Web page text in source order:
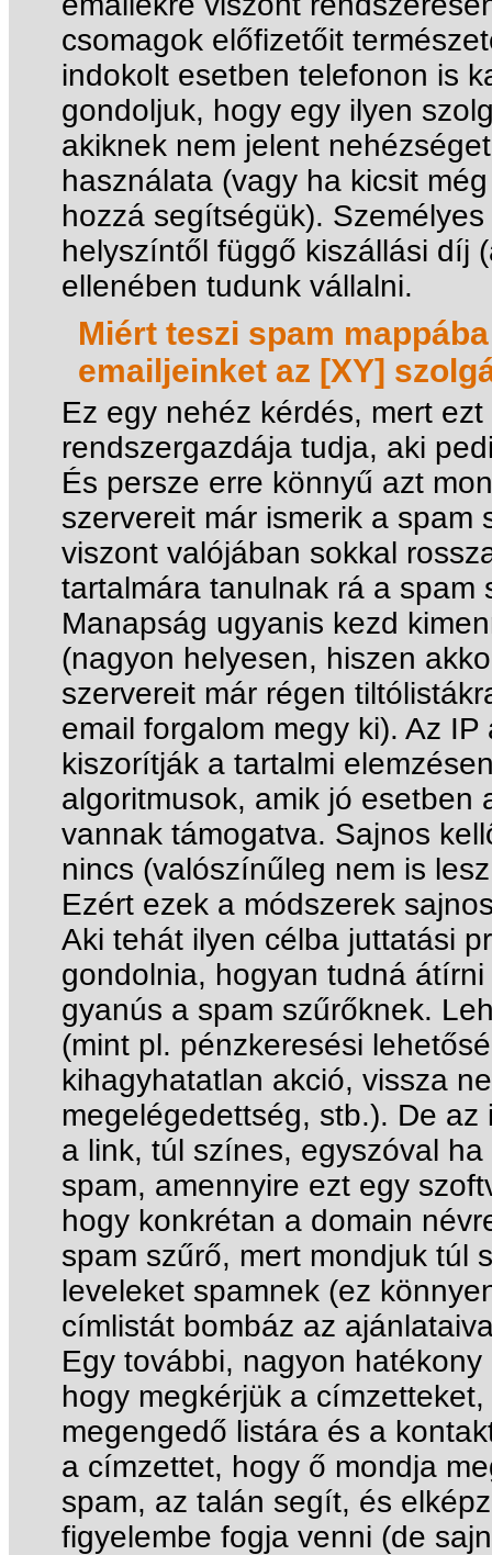
csomagok előfizetőit
indokolt esetben telefonon is
gondoljuk, hogy egy ilyen
akiknek nem jelent
használata (vagy ha kicsit
hozzá segítségük).
helyszíntől függő kiszállási díj
ellenében tudunk vállalni.
Miért teszi spam
emailjeinket az [XY]
Ez egy nehéz kérdés, mert
rendszergazdája tudja, aki
És persze erre könnyű azt
szervereit már ismerik a spam
viszont valójában sokkal
tartalmára tanulnak rá a spam
Manapság ugyanis kezd
(nagyon helyesen, hiszen
szervereit már régen
email forgalom megy ki). Az
kiszorítják a tartalmi
algoritmusok, amik jó esetben
vannak támogatva. Sajnos
nincs (valószínűleg nem is
Ezért ezek a módszerek
Aki tehát ilyen célba juttatási
gondolnia, hogyan tudná
gyanús a spam szűrőknek.
(mint pl. pénzkeresési
kihagyhatatlan akció, vissza
megelégedettség, stb.). De
a link, túl színes, egyszóval
spam, amennyire ezt egy
hogy konkrétan a domain
spam szűrő, mert mondjuk túl
leveleket spamnek (ez
címlistát bombáz az
Egy további, nagyon
hogy megkérjük a
megengedő listára és a
a címzettet, hogy ő mondja
spam, az talán segít, és
figyelembe fogja venni (de